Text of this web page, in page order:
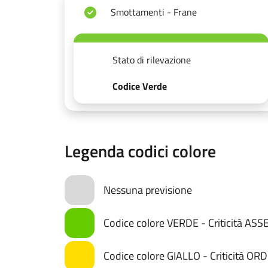
Smottamenti - Frane
Stato di rilevazione
Codice Verde
Legenda codici colore
Nessuna previsione
Codice colore VERDE - Criticità
Codice colore GIALLO - Criticità